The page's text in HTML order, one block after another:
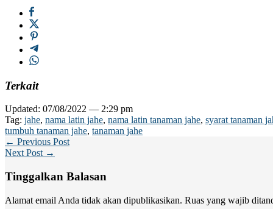
Terkait
Updated: 07/08/2022 — 2:29 pm
Tag: jahe, nama latin jahe, nama latin tanaman jahe, syarat tanaman
tumbuh tanaman jahe, tanaman jahe
← Previous Post
Next Post →
Tinggalkan Balasan
Alamat email Anda tidak akan dipublikasikan. Ruas yang wajib